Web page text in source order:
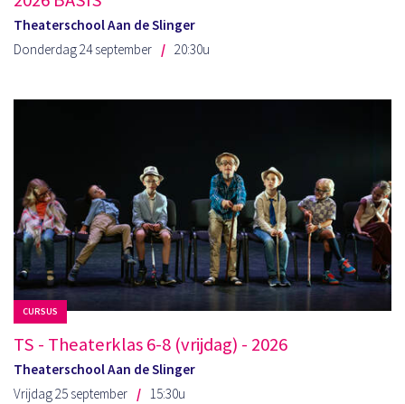
Theaterschool Aan de Slinger
Donderdag 24 september
20:30u
CURSUS
TS - Theaterklas 6-8 (vrijdag) - 2026
Theaterschool Aan de Slinger
Vrijdag 25 september
15:30u